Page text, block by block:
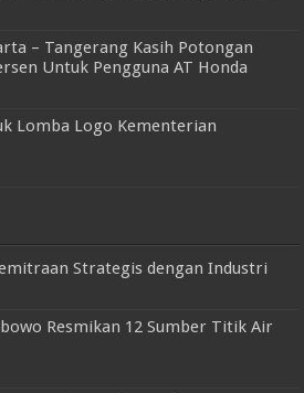
– Tangerang Kasih Potongan
Untuk Pengguna AT Honda
Lomba Logo Kementerian
Strategis dengan Industri
Resmikan 12 Sumber Titik Air